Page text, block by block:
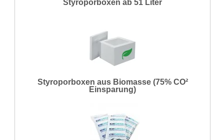
Styroporboxen ab 51 Liter
Styroporboxen aus Biomasse (75% CO²
Einsparung)